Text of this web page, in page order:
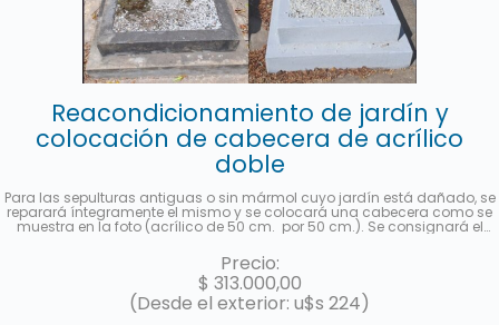
Reacondicionamiento de jardín y
colocación de cabecera de acrílico
doble
Para las sepulturas antiguas o sin mármol cuyo jardín está dañado, se
reparará íntegramente el mismo y se colocará una cabecera como se
muestra en la foto (acrílico de 50 cm. por 50 cm.). Se consignará el
castellano y hebreo más la ubicación (manzana, tablón y sepultura) de
cada fallecido. Se enviará una foto una vez finalizado el trabajo. Hasta 3
cuotas sin interés con MercadoPago.
Precio:
$ 313.000,00
(Desde el exterior: u$s 224)